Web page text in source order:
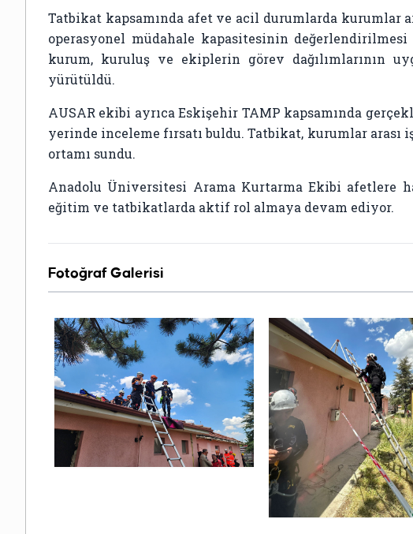
Tatbikat kapsamında afet ve acil durumlarda
operasyonel müdahale kapasitesinin
kurum, kuruluş ve ekiplerin görev dağılımlarının
yürütüldü.
AUSAR ekibi ayrıca Eskişehir TAMP kapsamında
yerinde inceleme fırsatı buldu. Tatbikat, kurumlar
ortamı sundu.
Anadolu Üniversitesi Arama Kurtarma Ekibi afetlere
eğitim ve tatbikatlarda aktif rol almaya devam ediyor.
Fotoğraf Galerisi